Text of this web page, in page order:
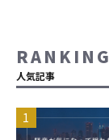
RANKING
人気記事